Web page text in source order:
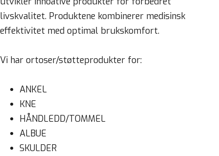
livskvalitet. Produktene kombinerer medisinsk
effektivitet med optimal brukskomfort.
Vi har ortoser/støtteprodukter for:
ANKEL
KNE
HÅNDLEDD/TOMMEL
ALBUE
SKULDER